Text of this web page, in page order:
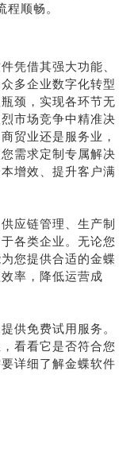
顺畅。
凭借其强大功能、
多企业数字化转型
颈，实现各环节无
市场竞争中精准决
贸业还是服务业，
需求定制专属解决
增效、提升客户满
应链管理、生产制
各类企业。无论您
您提供合适的金蝶
率，降低运营成
供免费试用服务。
看看它是否符合您
详细了解金蝶软件